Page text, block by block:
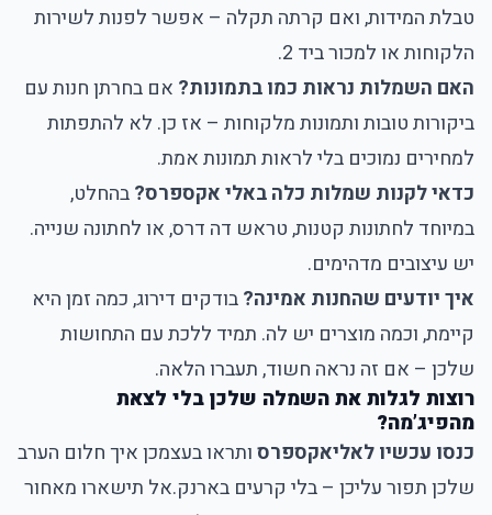
טבלת המידות, ואם קרתה תקלה – אפשר לפנות לשירות
הלקוחות או למכור ביד 2.
האם השמלות נראות כמו בתמונות? אם בחרתן חנות עם
ביקורות טובות ותמונות מלקוחות – אז כן. לא להתפתות
למחירים נמוכים בלי לראות תמונות אמת.
כדאי לקנות שמלות כלה באלי אקספרס?בהחלט,
במיוחד לחתונות קטנות, טראש דה דרס, או לחתונה שנייה.
יש עיצובים מדהימים.
איך יודעים שהחנות אמינה?בודקים דירוג, כמה זמן היא
קיימת, וכמה מוצרים יש לה. תמיד ללכת עם התחושות
שלכן – אם זה נראה חשוד, תעברו הלאה.
רוצות לגלות את השמלה שלכן בלי לצאת
מהפיג’מה?
כנסו עכשיו לאליאקספרסותראו בעצמכן איך חלום הערב
שלכן תפור עליכן – בלי קרעים בארנק.אל תישארו מאחור